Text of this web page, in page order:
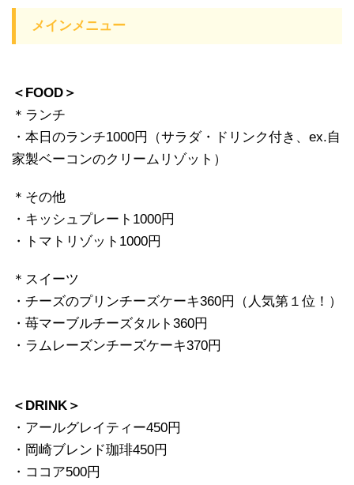
メインメニュー
＜FOOD＞
＊ランチ
・本日のランチ1000円（サラダ・ドリンク付き、ex.自
家製ベーコンのクリームリゾット）
＊その他
・キッシュプレート1000円
・トマトリゾット1000円
＊スイーツ
・チーズのプリンチーズケーキ360円（人気第１位！）
・苺マーブルチーズタルト360円
・ラムレーズンチーズケーキ370円
＜DRINK＞
・アールグレイティー450円
・岡崎ブレンド珈琲450円
・ココア500円